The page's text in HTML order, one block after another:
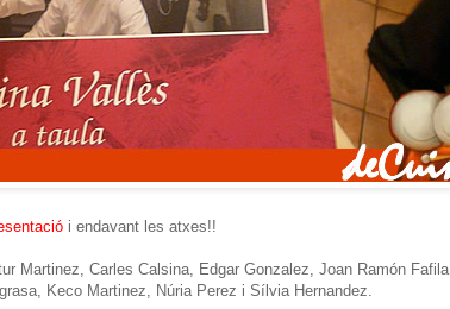
i endavant les atxes!!
Martinez, Carles Calsina, Edgar Gonzalez, Joan Ramón Fafila,
Keco Martinez, Núria Perez i Sílvia Hernandez.